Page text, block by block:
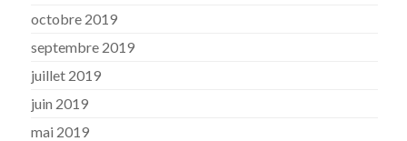
octobre 2019
septembre 2019
juillet 2019
juin 2019
mai 2019